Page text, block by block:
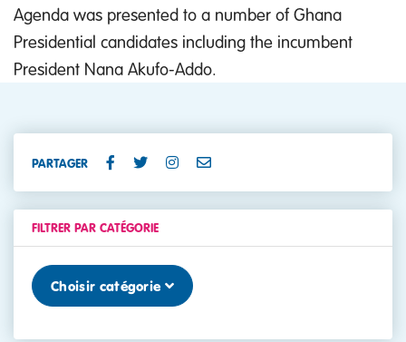
Agenda was presented to a number of Ghana
Presidential candidates including the incumbent
President Nana Akufo-Addo.
PARTAGER
FILTRER PAR CATÉGORIE
Choisir catégorie